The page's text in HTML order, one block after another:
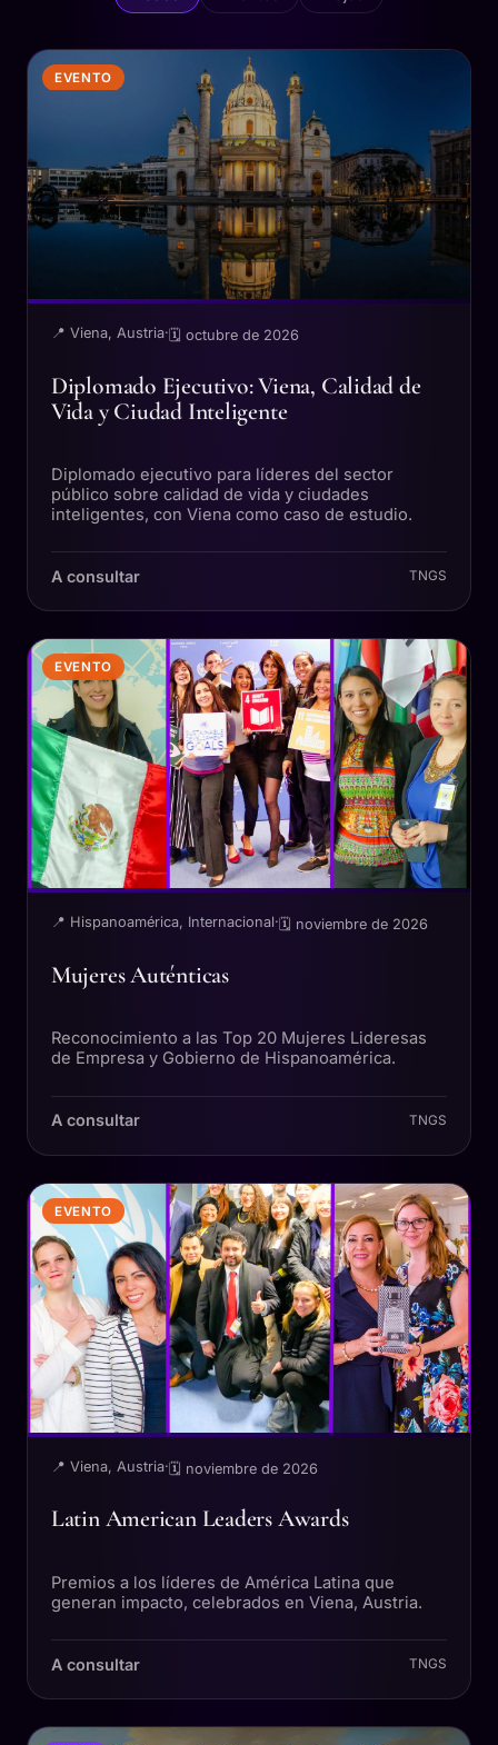
EVENTO
📍 Viena, Austria· 🗓 octubre de 2026
Diplomado Ejecutivo: Viena, Calidad de
Vida y Ciudad Inteligente
Diplomado ejecutivo para líderes del sector
público sobre calidad de vida y ciudades
inteligentes, con Viena como caso de estudio.
A consultar TNGS
EVENTO
📍 Hispanoamérica, Internacional· 🗓 noviembre de 2026
Mujeres Auténticas
Reconocimiento a las Top 20 Mujeres Lideresas
de Empresa y Gobierno de Hispanoamérica.
A consultar TNGS
EVENTO
📍 Viena, Austria· 🗓 noviembre de 2026
Latin American Leaders Awards
Premios a los líderes de América Latina que
generan impacto, celebrados en Viena, Austria.
A consultar TNGS